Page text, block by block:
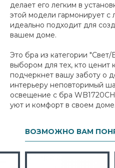
делает его легким в
этой модели гармонирует
идеально подходит для
вашем доме.
Это бра из категории
выбором для тех, кто ценит
подчеркнет вашу заботу о
интерьеру неповторимый
освещение с бра
уют и комфорт в своем доме.
ВОЗМОЖНО ВАМ